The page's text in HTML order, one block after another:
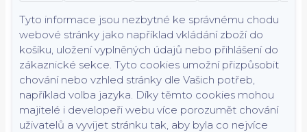
Tyto informace jsou nezbytné ke správnému chodu
webové stránky jako například vkládání zboží do
košíku, uložení vyplněných údajů nebo přihlášení do
zákaznické sekce. Tyto cookies umožní přizpůsobit
chování nebo vzhled stránky dle Vašich potřeb,
například volba jazyka. Díky těmto cookies mohou
majitelé i developeři webu více porozumět chování
uživatelů a vyvijet stránku tak, aby byla co nejvíce